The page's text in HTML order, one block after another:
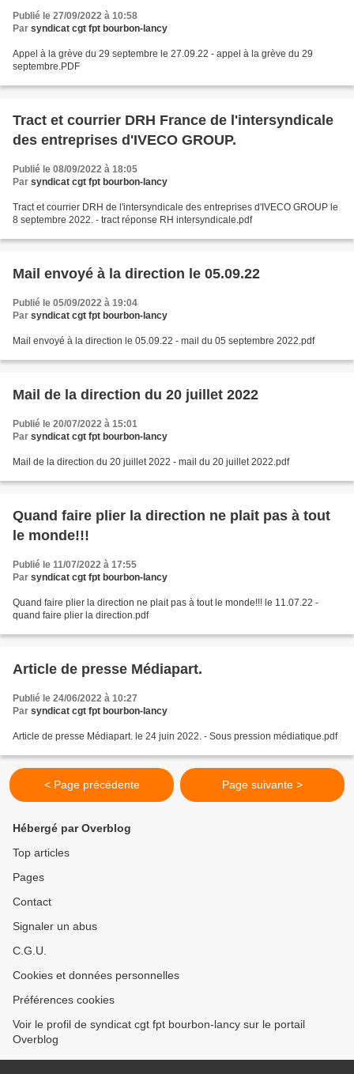
Publié le 27/09/2022 à 10:58
Par syndicat cgt fpt bourbon-lancy
Appel à la grève du 29 septembre le 27.09.22 - appel à la grève du 29
septembre.PDF
Tract et courrier DRH France de l'intersyndicale
des entreprises d'IVECO GROUP.
Publié le 08/09/2022 à 18:05
Par syndicat cgt fpt bourbon-lancy
Tract et courrier DRH de l'intersyndicale des entreprises d'IVECO GROUP le
8 septembre 2022. - tract réponse RH intersyndicale.pdf
Mail envoyé à la direction le 05.09.22
Publié le 05/09/2022 à 19:04
Par syndicat cgt fpt bourbon-lancy
Mail envoyé à la direction le 05.09.22 - mail du 05 septembre 2022.pdf
Mail de la direction du 20 juillet 2022
Publié le 20/07/2022 à 15:01
Par syndicat cgt fpt bourbon-lancy
Mail de la direction du 20 juillet 2022 - mail du 20 juillet 2022.pdf
Quand faire plier la direction ne plait pas à tout
le monde!!!
Publié le 11/07/2022 à 17:55
Par syndicat cgt fpt bourbon-lancy
Quand faire plier la direction ne plait pas à tout le monde!!! le 11.07.22 -
quand faire plier la direction.pdf
Article de presse Médiapart.
Publié le 24/06/2022 à 10:27
Par syndicat cgt fpt bourbon-lancy
Article de presse Médiapart. le 24 juin 2022. - Sous pression médiatique.pdf
< Page précédente Page suivante >
Hébergé par Overblog
Top articles
Pages
Contact
Signaler un abus
C.G.U.
Cookies et données personnelles
Préférences cookies
Voir le profil de syndicat cgt fpt bourbon-lancy sur le portail
Overblog